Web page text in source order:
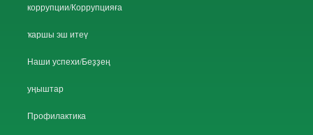
коррупции/Коррупцияға
ҡаршы эш итеү
Наши успехи/Беҙҙең
уңыштар
Профилактика